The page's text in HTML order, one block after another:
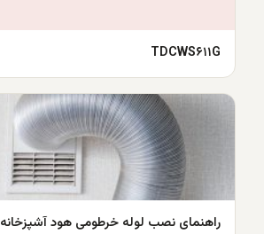
TDCWS۶۱۱G
راهنمای نصب لوله خرطومی هود آشپزخانه